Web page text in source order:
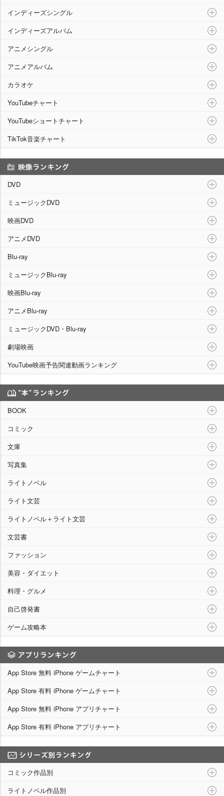
インディーズシングル
インディーズアルバム
アニメシングル
アニメアルバム
カラオケ
YouTubeチャート
YouTubeショートチャート
TikTok音楽チャート
DVD
ミュージックDVD
映画DVD
アニメDVD
Blu-ray
ミュージックBlu-ray
映画Blu-ray
アニメBlu-ray
ミュージックDVD・Blu-ray
劇場映画
YouTube映画予告関連動画ランキング
BOOK
コミック
文庫
写真集
ライトノベル
ライト文芸
ライトノベル＋ライト文芸
文芸書
ファッション
美容・ダイエット
料理・グルメ
自己啓発書
ゲーム攻略本
App Store 無料 iPhone ゲームチャート
App Store 有料 iPhone ゲームチャート
App Store 無料 iPhone アプリチャート
App Store 有料 iPhone アプリチャート
コミック作品別
ライトノベル作品別